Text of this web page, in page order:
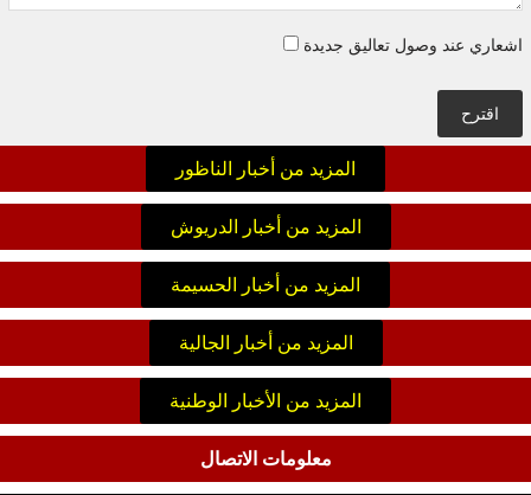
اشعاري عند وصول تعاليق جديدة
اقترح
المزيد من أخبار الناظور
المزيد من أخبار الدريوش
المزيد من أخبار الحسيمة
المزيد من أخبار الجالية
المزيد من الأخبار الوطنية
معلومات الاتصال